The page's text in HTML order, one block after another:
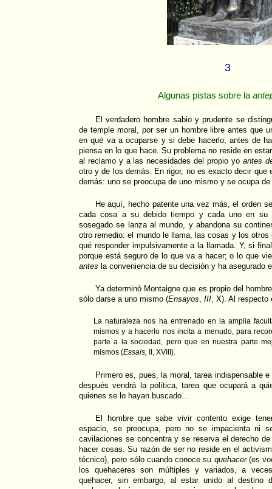
3
Algunas pistas sobre la
El verdadero hombre sabio y prudente se
de temple moral, por ser un hombre libre antes que
en qué va a ocuparse y si debe hacerlo, antes de
piensa en lo que hace. Su problema no reside en
al reclamo y a las necesidades del propio yo antes
otro y de los demás. En rigor, no es exacto decir que
demás: uno se preocupa de uno mismo y se ocupa
He aquí, hecho patente una vez más, el orden
cada cosa a su debido tiempo y cada uno en su
sosegado se lanza al mundo, y abandona su
otro remedio: el mundo le llama, las cosas y los otros
qué responder impulsivamente a la llamada. Y, si
porque está seguro de lo que va a hacer; o lo que
antes la conveniencia de su decisión y ha asegurado
Ya determinó Montaigne que es propio del
sólo darse a uno mismo (Ensayos III , X). Al
La naturaleza nos ha entrenado en la amplia
mismos y a hacerlo nos incita a menudo, para
parte a la sociedad, pero que en nuestra parte
mismos (Essais, II, XVIII).
Primero es, pues, la moral, tarea indispensable
después vendrá la política, tarea que ocupará a
quienes se lo hayan buscado...
El hombre que sabe vivir contento exige
espacio, se preocupa, pero no se impacienta ni
cavilaciones se concentra y se reserva el derecho
hacer cosas. Su razón de ser no reside en el
técnico), pero sólo cuando conoce su quehacer (es
los quehaceres son múltiples y variados, a
quehacer, sin embargo, al estar unido al destino